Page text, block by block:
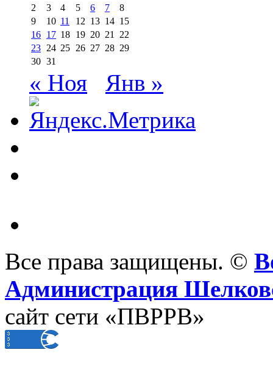
2
3 4 5 6 7
8
9
10 11 12 13 14 15
16 17 18 19 20 21
22
23 24 25 26 27 28 29
30 31
« Ноя Янв »
Все права защищены. ©
Администрация
сайт сети «ПВРРВ»